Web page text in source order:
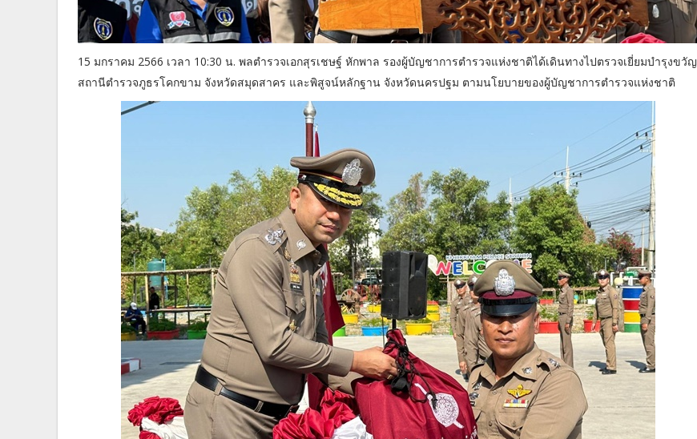
15 มกราคม 2566 เวลา 10:30 น. พลตำรวจเอกสุรเชษฐ์ หักพาล รองผู้บัญชาการตำรวจแห่งชาติได้เดินทางไปตรวจเยี่ยมบำรุงขวัญ
สถานีตำรวจภูธรโคกขาม จังหวัดสมุดสาคร และพิสูจน์หลักฐาน จังหวัดนครปฐม ตามนโยบายของผู้บัญชาการตำรวจแห่งชาติ